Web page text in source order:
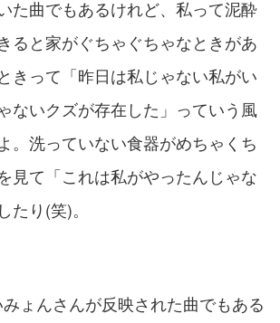
た曲でもあるけれど、私って泥酔
ると家がぐちゃぐちゃなときがあ
きって「昨日は私じゃない私がい
ないクズが存在した」っていう風
。洗っていない食器がめちゃくち
見て「これは私がやったんじゃな
たり(笑)。
ょんさんが反映された曲でもある